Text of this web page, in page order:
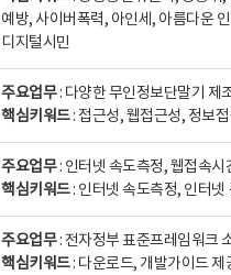
예방, 사이버폭력, 아인세, 아름다운
디지털시민
주요업무: 다양한 무인정보단말기 제
핵심키워드: 접근성, 웹접근성, 정보
주요업무: 인터넷 속도측정, 웹접속시
핵심키워드: 인터넷 속도측정, 인터
주요업무: 전자정부 표준프레임워크
핵심키워드: 다운로드, 개발가이드 제